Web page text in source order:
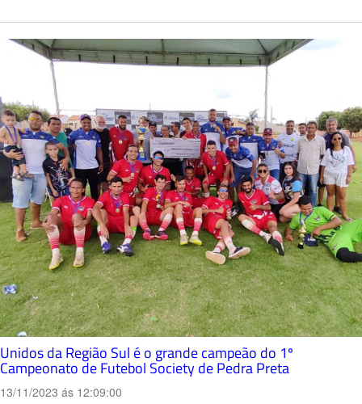
Unidos da Região Sul é o grande campeão do 1º
Campeonato de Futebol Society de Pedra Preta
13/11/2023 ás 12:09:00